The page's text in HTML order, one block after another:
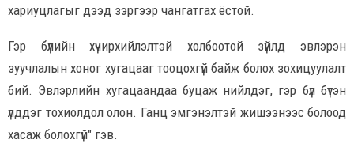
хариуцлагыг дээд зэргээр чангатгах ёстой.
Гэр бүлийн хүчирхийлэлтэй холбоотой зүйлд эвлэрэн
зуучлалын хоног хугацааг тооцохгүй байж болох зохицуулалт
бий. Эвлэрлийн хугацаандаа буцаж нийлдэг, гэр бүл бүтэн
үлддэг тохиолдол олон. Ганц эмгэнэлтэй жишээнээс болоод
хасаж болохгүй" гэв.